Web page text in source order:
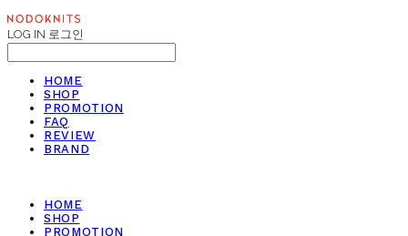
LOG IN 로그인
HOME
SHOP
PROMOTION
FAQ
REVIEW
BRAND
HOME
SHOP
PROMOTION